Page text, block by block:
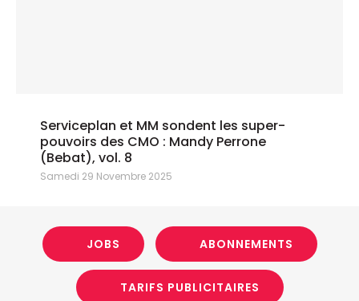
Serviceplan et MM sondent les super-
pouvoirs des CMO : Mandy Perrone
(Bebat), vol. 8
Samedi 29 Novembre 2025
JOBS ABONNEMENTS
TARIFS PUBLICITAIRES